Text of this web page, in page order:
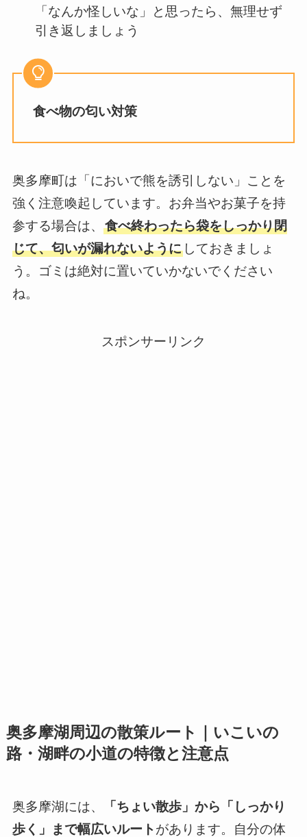
「なんか怪しいな」と思ったら、無理せず
引き返しましょう
食べ物の匂い対策
奥多摩町は「においで熊を誘引しない」ことを
強く注意喚起しています。お弁当やお菓子を持
参する場合は、 食べ終わったら袋をしっかり閉
じて、匂いが漏れないようにしておきましょ
う。ゴミは絶対に置いていかないでください
ね。
スポンサーリンク
奥多摩湖周辺の散策ルート｜いこいの
路・湖畔の小道の特徴と注意点
奥多摩湖には、
「ちょい散歩」から「しっかり
歩く」まで幅広いルートがあります。自分の体